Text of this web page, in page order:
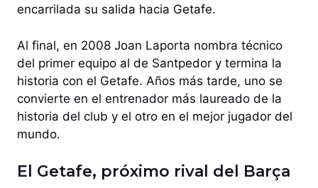
encarrilada su salida hacia Getafe.
Al final, en 2008 Joan Laporta nombra técnico
del primer equipo al de Santpedor y termina la
historia con el Getafe. Años más tarde, uno se
convierte en el entrenador más laureado de la
historia del club y el otro en el mejor jugador del
mundo.
El Getafe, próximo rival del Barça